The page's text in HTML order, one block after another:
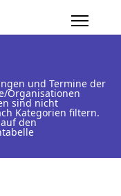
und Termine der
Organisationen
sind nicht
Kategorien filtern.
den